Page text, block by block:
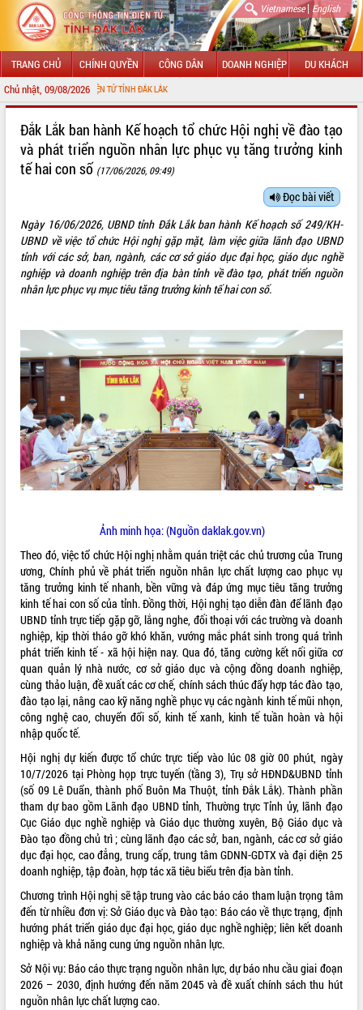
Vietnamese| English
TRANG CHỦ CHÍNH QUYỀN CÔNG DÂN DOANH NGHIỆP DU KHÁCH
Chủ nhật, 09/08/2026
THÔNG TIN ĐIỆN TỬ TỈNH ĐẮK LẮK
GIỚI THIỆU
LÃNH ĐẠO UBND TỈNH
SỞ, BAN, NGÀNH
UBND CÁC XÃ, PHƯỜNG
THÔNG TIN CHỈ ĐẠO ĐIỀU HÀNH
VĂN BẢN HĐND TỈNH
ĐIỂM TIN VĂN BẢN
QUY HOẠCH - KẾ HOẠCH
Trailer Lễ hội Sầu riêng Đắk Lắk năm
2026
Khám bệnh, cấp phát thuốc miễn phí
và tặng quà người dân xã Cư Pui
Hội nghị UBND tỉnh Đắk Lắk thường kỳ
tháng 7/2026
Đắk Lắk ban hành Kế hoạch tổ chức Hội nghị về đào tạo
và phát triển nguồn nhân lực phục vụ tăng trưởng kinh
tế hai con số (17/06/2026, 09:49)
Đọc bài viết
Ngày 16/06/2026, UBND tỉnh Đắk Lắk ban hành Kế hoạch số 249/KH-
UBND về việc tổ chức Hội nghị gặp mặt, làm việc giữa lãnh đạo UBND
tỉnh với các sở, ban, ngành, các cơ sở giáo dục đại học, giáo dục nghề
nghiệp và doanh nghiệp trên địa bàn tỉnh về đào tạo, phát triển nguồn
nhân lực phục vụ mục tiêu tăng trưởng kinh tế hai con số.
Ảnh minh họa: (Nguồn daklak.gov.vn)
Theo đó, việc tổ chức Hội nghị nhằm quán triệt các chủ trương của Trung
ương, Chính phủ về phát triển nguồn nhân lực chất lượng cao phục vụ
tăng trưởng kinh tế nhanh, bền vững và đáp ứng mục tiêu tăng trưởng
kinh tế hai con số của tỉnh. Đồng thời, Hội nghị tạo diễn đàn để lãnh đạo
UBND tỉnh trực tiếp gặp gỡ, lắng nghe, đối thoại với các trường và doanh
nghiệp, kịp thời tháo gỡ khó khăn, vướng mắc phát sinh trong quá trình
phát triển kinh tế - xã hội hiện nay. Qua đó, tăng cường kết nối giữa cơ
quan quản lý nhà nước, cơ sở giáo dục và cộng đồng doanh nghiệp,
cùng thảo luận, đề xuất các cơ chế, chính sách thúc đẩy hợp tác đào tạo,
đào tạo lại, nâng cao kỹ năng nghề phục vụ các ngành kinh tế mũi nhọn,
công nghệ cao, chuyển đổi số, kinh tế xanh, kinh tế tuần hoàn và hội
nhập quốc tế.
Hội nghị dự kiến được tổ chức trực tiếp vào lúc 08 giờ 00 phút, ngày
10/7/2026 tại Phòng họp trực tuyến (tầng 3), Trụ sở HĐND&UBND tỉnh
(số 09 Lê Duẩn, thành phố Buôn Ma Thuột, tỉnh Đắk Lắk). Thành phần
tham dự bao gồm Lãnh đạo UBND tỉnh, Thường trực Tỉnh ủy, lãnh đạo
Cục Giáo dục nghề nghiệp và Giáo dục thường xuyên, Bộ Giáo dục và
Đào tạo đồng chủ trì ; cùng lãnh đạo các sở, ban, ngành, các cơ sở giáo
dục đại học, cao đẳng, trung cấp, trung tâm GDNN-GDTX và đại diện 25
doanh nghiệp, tập đoàn, hợp tác xã tiêu biểu trên địa bàn tỉnh.
Chương trình Hội nghị sẽ tập trung vào các báo cáo tham luận trọng tâm
đến từ nhiều đơn vị:Sở Giáo dục và Đào tạo: Báo cáo về thực trạng, định
hướng phát triển giáo dục đại học, giáo dục nghề nghiệp; liên kết doanh
nghiệp và khả năng cung ứng nguồn nhân lực.
Sở Nội vụ: Báo cáo thực trạng nguồn nhân lực, dự báo nhu cầu giai đoạn
2026 – 2030, định hướng đến năm 2045 và đề xuất chính sách thu hút
nguồn nhân lực chất lượng cao.